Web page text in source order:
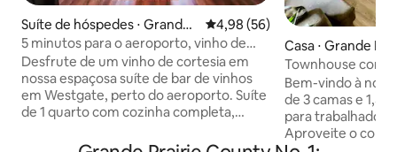
Suíte de hóspedes ⋅ Grande
Prairie
4,98 de uma avaliação média
4,98 (56)
5 minutos para o aeroporto, vinho de
cortesia @ Bed & Barrel
Desfrute de um vinho de cortesia em
nossa espaçosa suíte de bar de vinhos
em Westgate, perto do aeroporto. Suíte
de 1 quarto com cozinha completa,
garagem. A cozinha tem todos os
Casa ⋅ Grande
Townhouse
Camas novas e
Bem-vindo à
de 3 camas e 1,5
para
Aproveite o